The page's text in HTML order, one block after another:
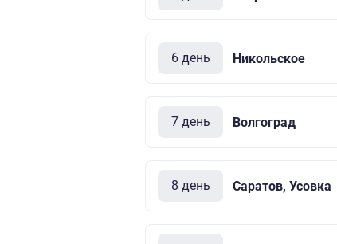
6 день Никольское
7 день Волгоград
8 день Саратов, Усовка